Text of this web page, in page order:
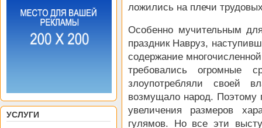
УСЛУГИ
ложились на плечи
Особенно мучительным
праздник Навруз,
содержание
требовались огромные
злоупотребляли своей
возмущало народ. Поэтому
увеличения размеров
гулямов. Но все эти